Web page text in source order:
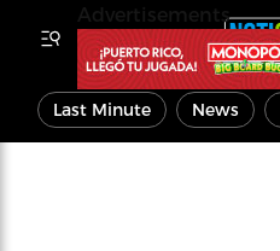
Last Minute News
Advertisements